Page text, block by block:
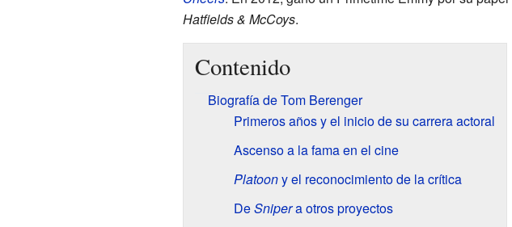
Hatfields & McCoys.
Contenido
Biografía de Tom Berenger
Primeros años y el inicio de su carrera actoral
Ascenso a la fama en el cine
Platoony el reconocimiento de la crítica
DeSnipera otros proyectos